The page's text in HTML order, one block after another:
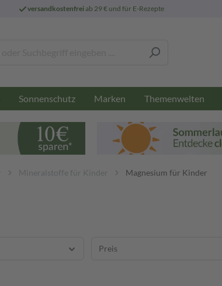
versandkostenfreiab 29 € und für E-Rezepte
Sonnenschutz Marken Themenwelten
Mineralstoffe für Kinder Magnesium für Kinder
Preis